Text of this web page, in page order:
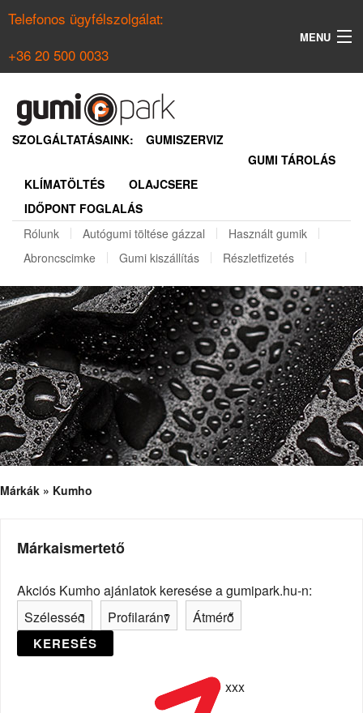
Telefonos ügyfélszolgálat:
+36 20 500 0033
MENU
NYÁRI GUMI KERESŐ
REGISZTRÁCIÓ
SZOLGÁLTATÁSAINK:
GUMISZERVIZ
GUMI TÁROLÁS
KLÍMATÖLTÉS
OLAJCSERE
IDŐPONT FOGLALÁS
Rólunk
Autógumi töltése gázzal
Használt gumik
Abroncscimke
Gumi kiszállítás Részletfizetés
Márkák » Kumho
Márkaismertető
Akciós Kumho ajánlatok keresése a gumipark.hu-n:
KERESÉS
xxx